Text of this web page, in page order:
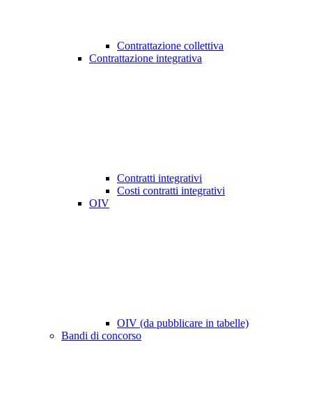
Contrattazione collettiva
Contrattazione integrativa
Contratti integrativi
Costi contratti integrativi
OIV
OIV (da pubblicare in tabelle)
Bandi di concorso